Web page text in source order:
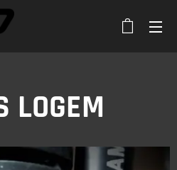
LOGEM